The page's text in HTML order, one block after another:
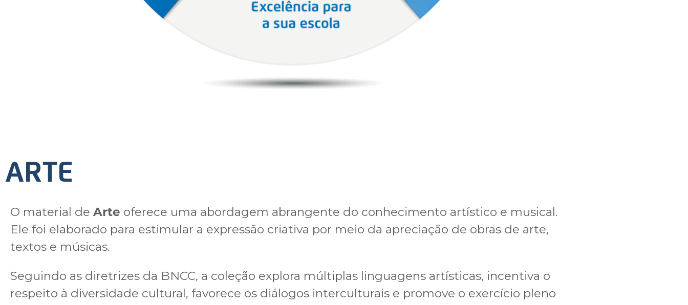
ARTE
O material de Arte oferece uma abordagem abrangente do conhecimento artístico e musical.
Ele foi elaborado para estimular a expressão criativa por meio da apreciação de obras de arte,
textos e músicas.
Seguindo as diretrizes da BNCC, a coleção explora múltiplas linguagens artísticas, incentiva o
respeito à diversidade cultural, favorece os diálogos interculturais e promove o exercício pleno